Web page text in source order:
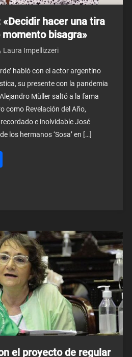
hacer una tira
bisagra»
Laura Impellizzeri
habló con el actor argentino
su presente con la pandemia
Müller saltó a la fama
como Revelación del Año,
e inolvidable José
los hermanos ‘Sosa’ en […]
el proyecto de regular